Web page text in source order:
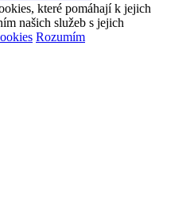
které pomáhají k jejich
našich služeb s jejich
Rozumím